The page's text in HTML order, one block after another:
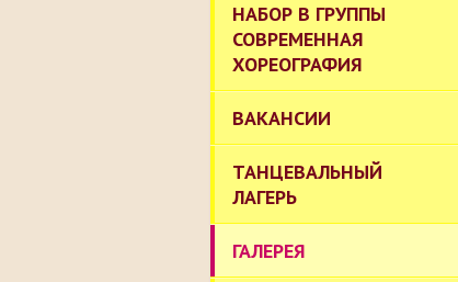
НАБОР В ГРУППЫ
СОВРЕМЕННАЯ
ХОРЕОГРАФИЯ
ВАКАНСИИ
ТАНЦЕВАЛЬНЫЙ
ЛАГЕРЬ
ГАЛЕРЕЯ